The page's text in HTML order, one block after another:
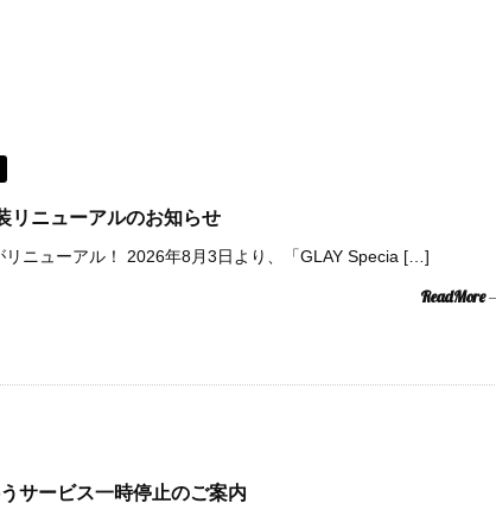
リニューアルのお知らせ
ニューアル！ 2026年8月3日より、「GLAY Specia […]
ReadMore
サービス一時停止のご案内